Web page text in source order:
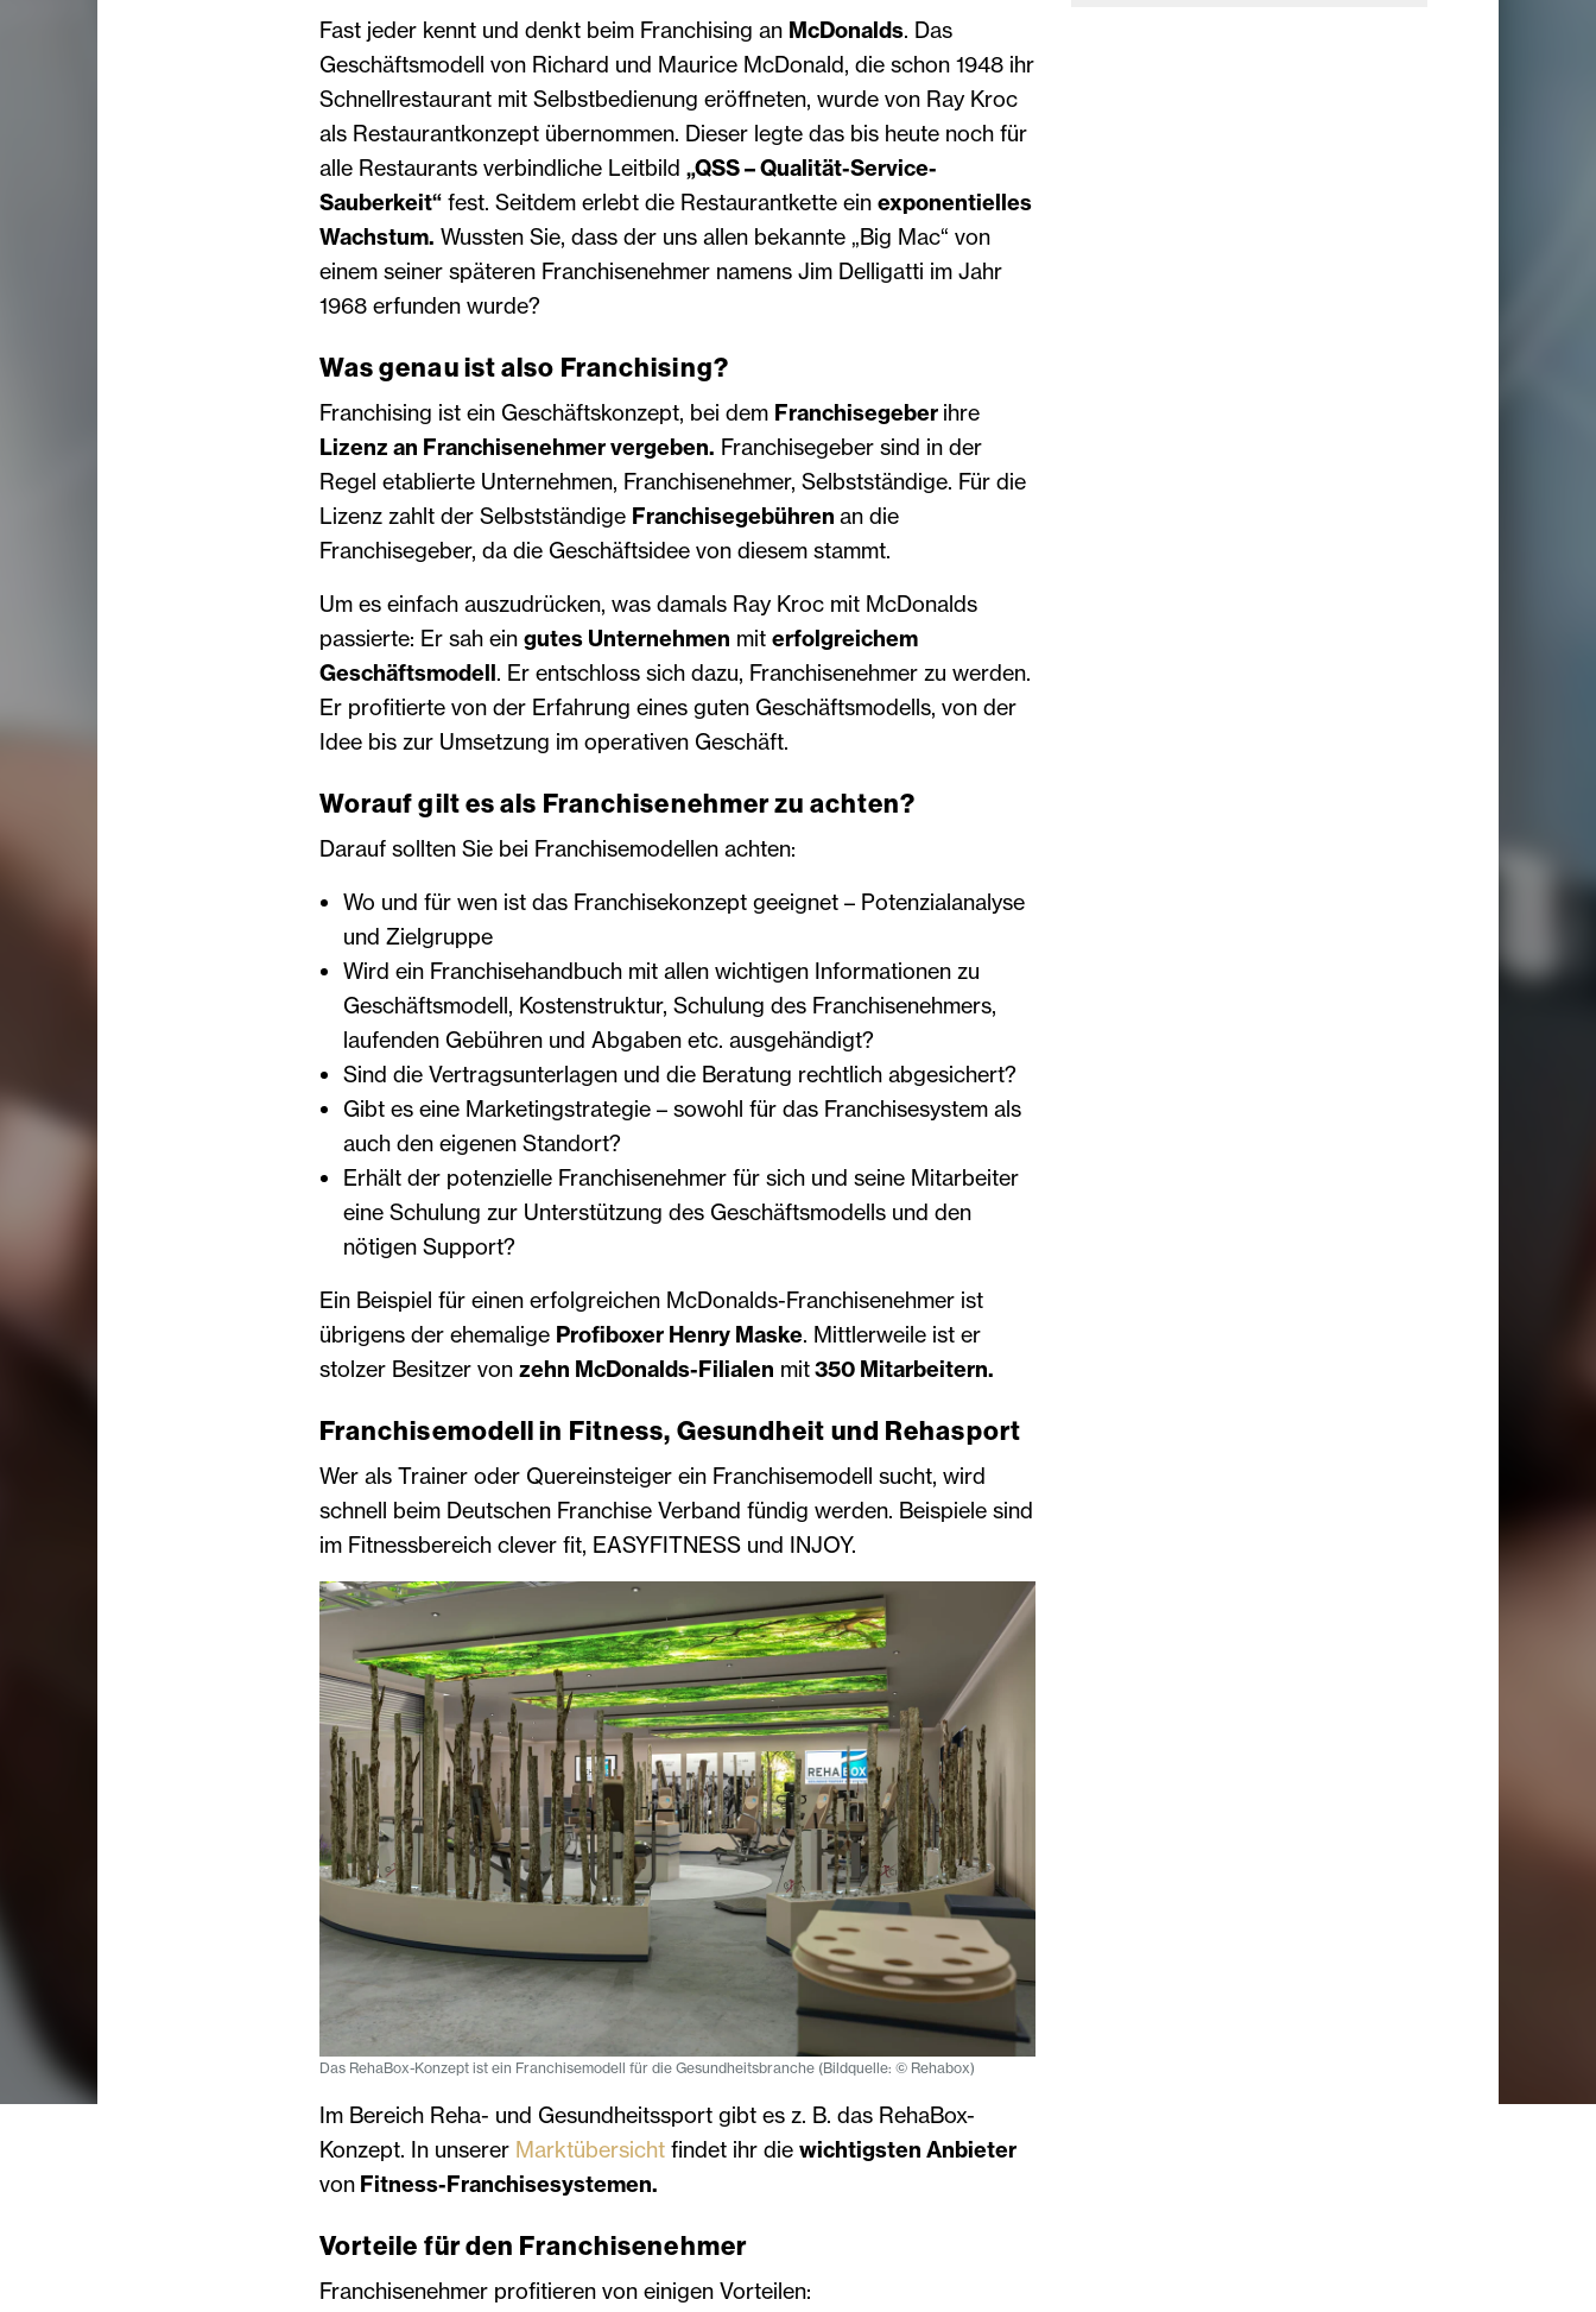
Fast jeder kennt und denkt beim Franchising an McDonalds. Das
Geschäftsmodell von Richard und Maurice McDonald, die schon 1948 ihr
Schnellrestaurant mit Selbstbedienung eröffneten, wurde von Ray Kroc
als Restaurantkonzept übernommen. Dieser legte das bis heute noch für
alle Restaurants verbindliche Leitbild „QSS – Qualität-Service-
Sauberkeit“fest. Seitdem erlebt die Restaurantkette ein exponentielles
Wachstum. Wussten Sie, dass der uns allen bekannte „Big Mac“ von
einem seiner späteren Franchisenehmer namens Jim Delligatti im Jahr
1968 erfunden wurde?
Was genau ist also Franchising?
Franchising ist ein Geschäftskonzept, bei dem Franchisegeber ihre
Lizenz an Franchisenehmer vergeben. Franchisegeber sind in der
Regel etablierte Unternehmen, Franchisenehmer, Selbstständige. Für die
Lizenz zahlt der Selbstständige Franchisegebühren an die
Franchisegeber, da die Geschäftsidee von diesem stammt.
Um es einfach auszudrücken, was damals Ray Kroc mit McDonalds
passierte: Er sah ein gutes Unternehmen mit erfolgreichem
Geschäftsmodell. Er entschloss sich dazu, Franchisenehmer zu werden.
Er profitierte von der Erfahrung eines guten Geschäftsmodells, von der
Idee bis zur Umsetzung im operativen Geschäft.
Worauf gilt es als Franchisenehmer zu achten?
Darauf sollten Sie bei Franchisemodellen achten:
Wo und für wen ist das Franchisekonzept geeignet – Potenzialanalyse
und Zielgruppe
Wird ein Franchisehandbuch mit allen wichtigen Informationen zu
Geschäftsmodell, Kostenstruktur, Schulung des Franchisenehmers,
laufenden Gebühren und Abgaben etc. ausgehändigt?
Sind die Vertragsunterlagen und die Beratung rechtlich abgesichert?
Gibt es eine Marketingstrategie – sowohl für das Franchisesystem als
auch den eigenen Standort?
Erhält der potenzielle Franchisenehmer für sich und seine Mitarbeiter
eine Schulung zur Unterstützung des Geschäftsmodells und den
nötigen Support?
Ein Beispiel für einen erfolgreichen McDonalds-Franchisenehmer ist
übrigens der ehemalige Profiboxer Henry Maske. Mittlerweile ist er
stolzer Besitzer von zehn McDonalds-Filialen mit350 Mitarbeitern.
Franchisemodell in Fitness, Gesundheit und Rehasport
Wer als Trainer oder Quereinsteiger ein Franchisemodell sucht, wird
schnell beim Deutschen Franchise Verband fündig werden. Beispiele sind
im Fitnessbereich clever fit, EASYFITNESS und INJOY.
Das RehaBox-Konzept ist ein Franchisemodell für die Gesundheitsbranche (Bildquelle: © Rehabox)
Im Bereich Reha- und Gesundheitssport gibt es z. B. das RehaBox-
Konzept. In unserer Marktübersichtfindet ihr die wichtigsten Anbieter
vonFitness-Franchisesystemen.
Vorteile für den Franchisenehmer
Franchisenehmer profitieren von einigen Vorteilen: